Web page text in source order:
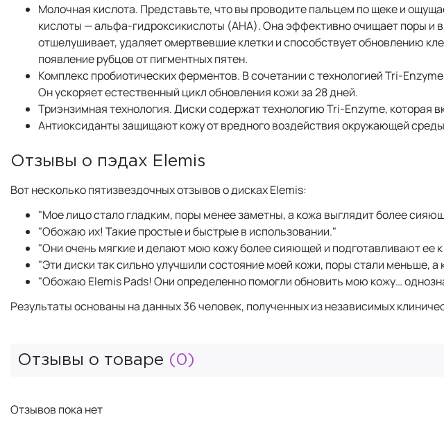
Молочная кислота. Представьте, что вы проводите пальцем по щеке и
кислоты — альфа-гидроксикислоты (AHA). Она эффективно очищает поры и
отшелушивает, удаляет омертвевшие клетки и способствует обновлению
появление рубцов от пигментных пятен.
Комплекс пробиотических ферментов. В сочетании с технологией Tri-
Он ускоряет естественный цикл обновления кожи за 28 дней.
Триэнзимная технология. Диски содержат технологию Tri-Enzyme, которая
Антиоксиданты защищают кожу от вредного воздействия окружающей
Отзывы о пэдах Elemis
Вот несколько пятизвездочных отзывов о дисках Elemis:
"Мое лицо стало гладким, поры менее заметны, а кожа выглядит более
"Обожаю их! Такие простые и быстрые в использовании."
"Они очень мягкие и делают мою кожу более сияющей и подготавливают
"Эти диски так сильно улучшили состояние моей кожи, поры стали меньше,
"Обожаю Elemis Pads! Они определенно помогли обновить мою кожу…
Результаты основаны на данных 36 человек, полученных из независимых
Отзывы о товаре (0)
Отзывов пока нет